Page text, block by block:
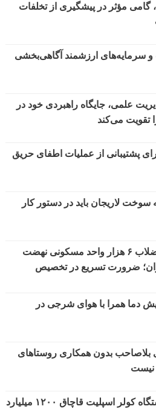
گامی مؤثر در پیشگیری از تخلفات
و سرمایه‌های ارزشمند آگاهی‌بخشی
علمی، جایگاه راهبردی خود در
تقویت می‌کند
پشتیبانی از عملیات اطفای حریق
سوخت لاریجان باید در دستور کار
تأمین آب و فاضلاب ۶ هزار واحد مسکونی نهضت
ضرورت تسریع در تخصیص
دما همرا با هوای شرجی در
بدون همکاری روستاهای
نیست
کشف ۶۰۱ دستگاه کولر اسپلیت قاچاق ۱۲۰۰ میلیارد